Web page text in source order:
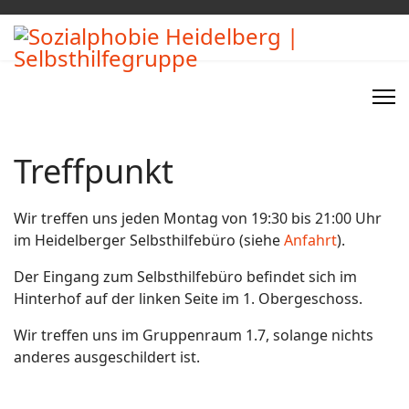
Treffpunkt
Wir treffen uns jeden Montag von 19:30 bis 21:00 Uhr
im Heidelberger Selbsthilfebüro (sieheAnfahrt).
Der Eingang zum Selbsthilfebüro befindet sich im
Hinterhof auf der linken Seite im 1. Obergeschoss.
Wir treffen uns im Gruppenraum 1.7, solange nichts
anderes ausgeschildert ist.